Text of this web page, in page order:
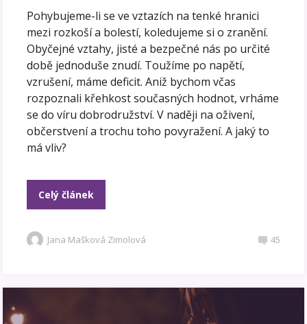
Pohybujeme-li se ve vztazích na tenké hranici
mezi rozkoší a bolestí, koledujeme si o zranění.
Obyčejné vztahy, jisté a bezpečné nás po určité
době jednoduše znudí. Toužíme po napětí,
vzrušení, máme deficit. Aniž bychom včas
rozpoznali křehkost současných hodnot, vrháme
se do víru dobrodružství. V naději na oživení,
občerstvení a trochu toho povyražení. A jaký to
má vliv?
Celý článek
Jana Mašková Zimolová 45